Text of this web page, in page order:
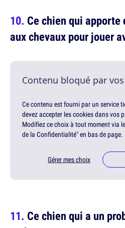
Ce chien qui
aux chevaux pour jouer
Contenu bloqué par
Ce contenu est fourni par un service
devez accepter les cookies dans vos
Modifiez ce choix à tout moment via
de la Confidentialité" en bas de page.
Gérer mes choix
Ce chien qui a un